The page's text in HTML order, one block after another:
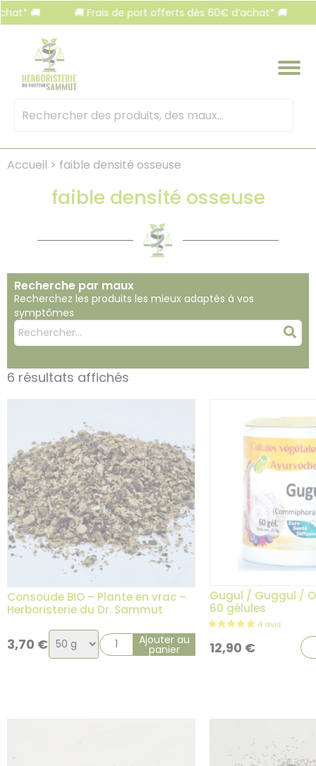
🚚 🚚 Frais de port offerts dès 60€ d’achat* 🚚
Mots
Accueil > faible densité osseuse
faible densité osseuse
Recherche par maux
Recherchez les produits les mieux adaptés à vos
symptômes
Mots
clés
:
6 résultats affichés
Consoude BIO – Plante en vrac –
Herboristerie du Dr. Sammut
3,70 € Choix
de
Ajouter au
panier
Gugul / Guggul /
60 gélules
12,90 €
Panneau de gestion des cookies